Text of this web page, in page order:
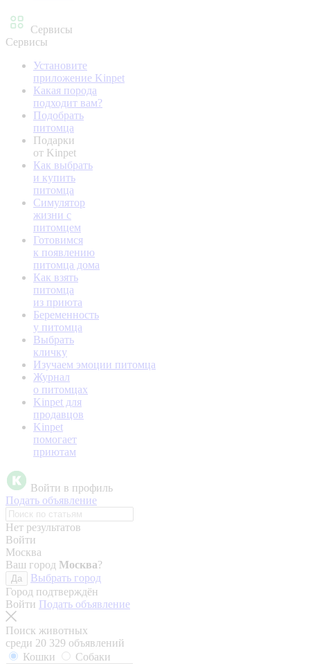
Сервисы
Сервисы
Установите
приложение Kinpet
Какая порода
подходит вам?
Подобрать
питомца
Подарки
от Kinpet
Как выбрать
и купить
питомца
Симулятор
жизни с
питомцем
Готовимся
к появлению
питомца дома
Как взять
питомца
из приюта
Беременность
у питомца
Выбрать
кличку
Изучаем эмоции питомца
Журнал
о питомцах
Kinpet для
продавцов
Kinpet
помогает
приютам
Войти в профиль
Подать объявление
Нет результатов
Войти
Москва
Ваш город Москва?
Да
Выбрать город
Город подтверждён
Войти Подать объявление
Поиск животных
среди 20 329 объявлений
Кошки
Собаки